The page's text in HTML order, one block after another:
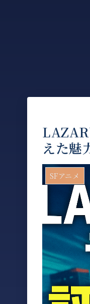
えた魅
SFアニメ